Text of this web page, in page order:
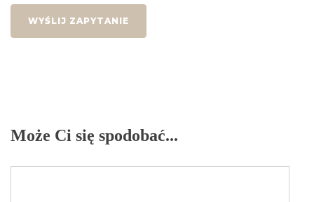
WYŚLIJ ZAPYTANIE
Może Ci się spodobać...